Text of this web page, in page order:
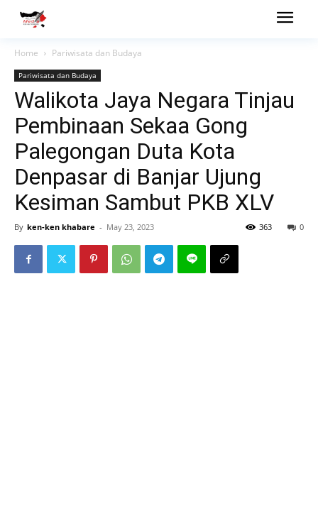
Home Pariwisata dan Budaya
Pariwisata dan Budaya
Walikota Jaya Negara Tinjau
Pembinaan Sekaa Gong
Palegongan Duta Kota
Denpasar di Banjar Ujung
Kesiman Sambut PKB XLV
By ken-ken khabare - May 23, 2023 0
363